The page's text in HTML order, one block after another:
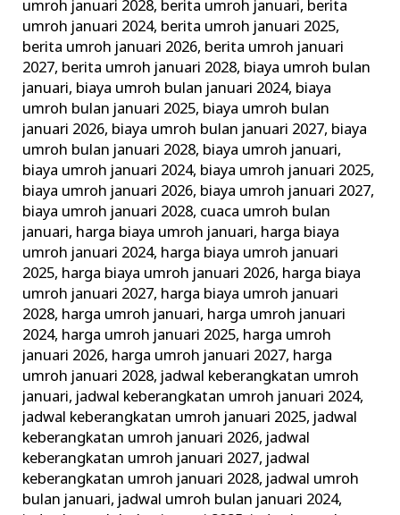
umroh januari 2028, berita umroh januari, berita
umroh januari 2024, berita umroh januari 2025,
berita umroh januari 2026, berita umroh januari
2027, berita umroh januari 2028, biaya umroh bulan
januari, biaya umroh bulan januari 2024, biaya
umroh bulan januari 2025, biaya umroh bulan
januari 2026, biaya umroh bulan januari 2027, biaya
umroh bulan januari 2028, biaya umroh januari,
biaya umroh januari 2024, biaya umroh januari 2025,
biaya umroh januari 2026, biaya umroh januari 2027,
biaya umroh januari 2028, cuaca umroh bulan
januari, harga biaya umroh januari, harga biaya
umroh januari 2024, harga biaya umroh januari
2025, harga biaya umroh januari 2026, harga biaya
umroh januari 2027, harga biaya umroh januari
2028, harga umroh januari, harga umroh januari
2024, harga umroh januari 2025, harga umroh
januari 2026, harga umroh januari 2027, harga
umroh januari 2028, jadwal keberangkatan umroh
januari, jadwal keberangkatan umroh januari 2024,
jadwal keberangkatan umroh januari 2025, jadwal
keberangkatan umroh januari 2026, jadwal
keberangkatan umroh januari 2027, jadwal
keberangkatan umroh januari 2028, jadwal umroh
bulan januari, jadwal umroh bulan januari 2024,